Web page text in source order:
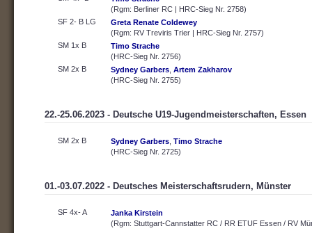
(Rgm: Berliner RC | HRC-Sieg Nr. 2758)
SF 2- B LG
Greta Renate Coldewey
(Rgm: RV Treviris Trier | HRC-Sieg Nr. 2757)
SM 1x B
Timo Strache
(HRC-Sieg Nr. 2756)
SM 2x B
Sydney Garbers Artem Zakharov
(HRC-Sieg Nr. 2755)
22.-25.06.2023 - Deutsche U19-Jugendmeisterschaften, Essen
SM 2x B Sydney Garbers Timo Strache
(HRC-Sieg Nr. 2725)
01.-03.07.2022 - Deutsches Meisterschaftsrudern, Münster
SF 4x- A
Janka Kirstein
(Rgm: Stuttgart-Cannstatter RC / RR ETUF Essen / RV